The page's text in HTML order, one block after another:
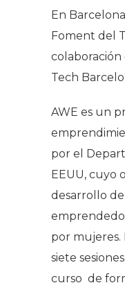
En
Foment del
colaboración
Tech
AWE es un
por el
EEUU, cuyo
desarrollo
por mujeres.
siete
curso de